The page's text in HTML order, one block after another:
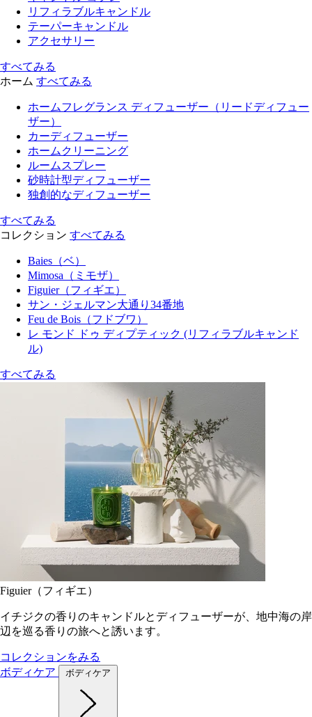
リフィラブルキャンドル
テーパーキャンドル
アクセサリー
すべてみる
ホーム すべてみる
ホームフレグランス ディフューザー（リードディフュー
ザー）
カーディフューザー
ホームクリーニング
ルームスプレー
砂時計型ディフューザー
独創的なディフューザー
すべてみる
コレクション すべてみる
Baies（ベ）
Mimosa（ミモザ）
Figuier（フィギエ）
サン・ジェルマン大通り34番地
Feu de Bois（フドブワ）
レ モンド ドゥ ディプティック (リフィラブルキャンド
ル)
すべてみる
Figuier（フィギエ）
イチジクの香りのキャンドルとディフューザーが、地中海の岸
辺を巡る香りの旅へと誘います。
コレクションをみる
ボディケア
ボディケア